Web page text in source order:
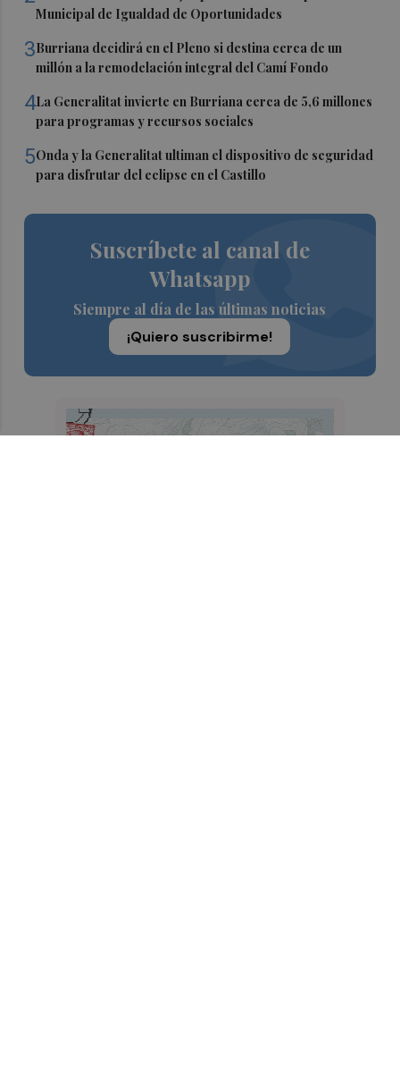
Municipal de Igualdad de Oportunidades
3Burriana decidirá en el Pleno si destina cerca de un
millón a la remodelación integral del Camí Fondo
4La Generalitat invierte en Burriana cerca de 5,6 millones
para programas y recursos sociales
5Onda y la Generalitat ultiman el dispositivo de seguridad
para disfrutar del eclipse en el Castillo
Suscríbete al canal de
Whatsapp
Siempre al día de las últimas noticias
¡Quiero suscribirme!